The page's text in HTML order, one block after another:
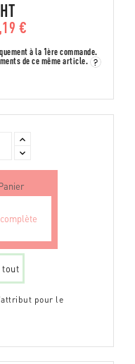
€
à la 1ère commande.
de ce même article.
tout
pour le